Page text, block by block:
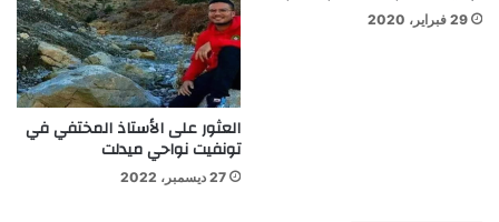
29 فبراير، 2020
العثور على الأستاذ المختفي في
تونفيت نواحي ميدلت
27 ديسمبر، 2022